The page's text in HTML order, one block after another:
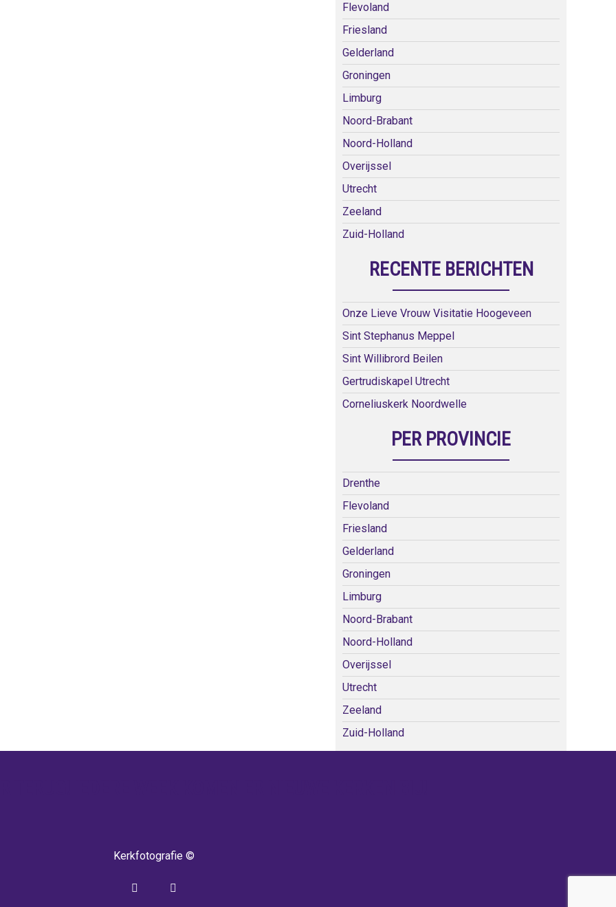
Flevoland
Friesland
Gelderland
Groningen
Limburg
Noord-Brabant
Noord-Holland
Overijssel
Utrecht
Zeeland
Zuid-Holland
RECENTE BERICHTEN
Onze Lieve Vrouw Visitatie Hoogeveen
Sint Stephanus Meppel
Sint Willibrord Beilen
Gertrudiskapel Utrecht
Corneliuskerk Noordwelle
PER PROVINCIE
Drenthe
Flevoland
Friesland
Gelderland
Groningen
Limburg
Noord-Brabant
Noord-Holland
Overijssel
Utrecht
Zeeland
Zuid-Holland
Kerkfotografie ©